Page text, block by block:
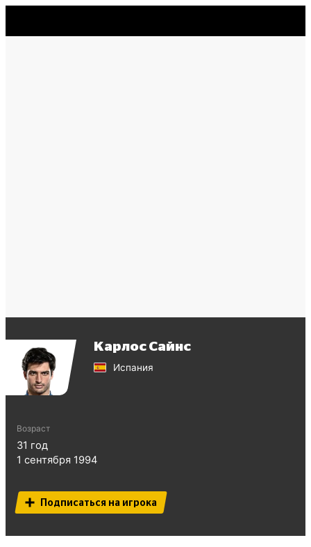
Карлос Сайнс
Испания
Возраст
31 год
1 сентября 1994
Подписаться на игрока